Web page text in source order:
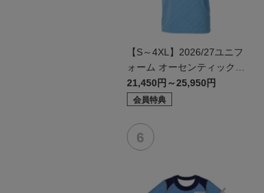
【S～4XL】2026/27ユニフ
ォーム オーセンティックモ
デル:FP1st
21,450円～25,950円
会員特典